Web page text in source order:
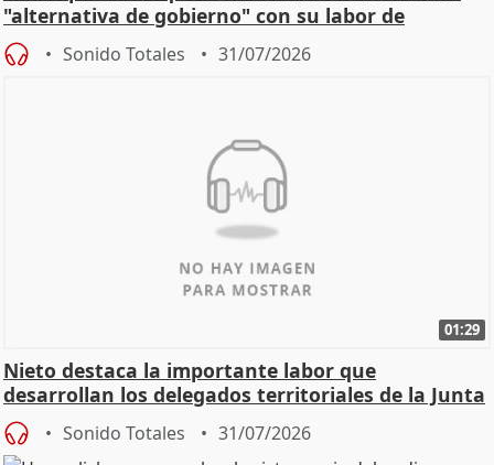
"alternativa de gobierno" con su labor de
oposición
Sonido Totales 31/07/2026
01:29
Nieto destaca la importante labor que
desarrollan los delegados territoriales de la Junta
Sonido Totales 31/07/2026